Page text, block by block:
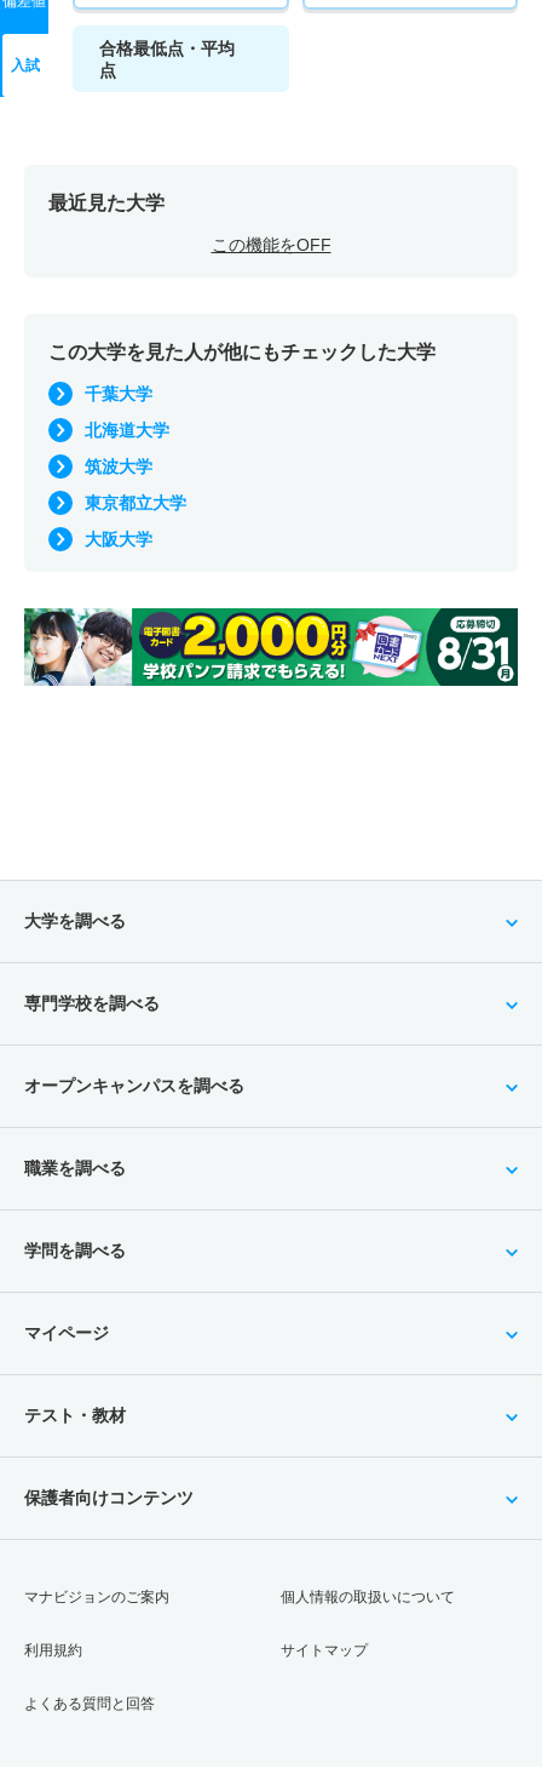
入試
合格最低点・平均
点
最近見た大学
この機能をOFF
この大学を見た人が他にもチェックした大学
千葉大学
北海道大学
筑波大学
東京都立大学
大阪大学
大学を調べる
専門学校を調べる
オープンキャンパスを調べる
職業を調べる
学問を調べる
マイページ
テスト・教材
保護者向けコンテンツ
マナビジョンのご案内
利用規約
よくある質問と回答
個人情報の取扱いについて
サイトマップ